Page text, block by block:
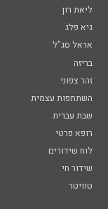
ליאת רון
גיא פלג
אראל סג"ל
בריזה
זהר צפוני
השתתפות עצמית
שבת עברית
רופא פרטי
לוח שידורים
שידור חי
טוויטר